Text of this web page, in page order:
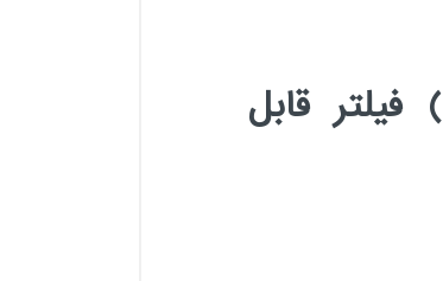
ویژگی های ماسک ۵ لایه کد ۵۹۹ برند یحیی (YAHYA) فیلتر قابل